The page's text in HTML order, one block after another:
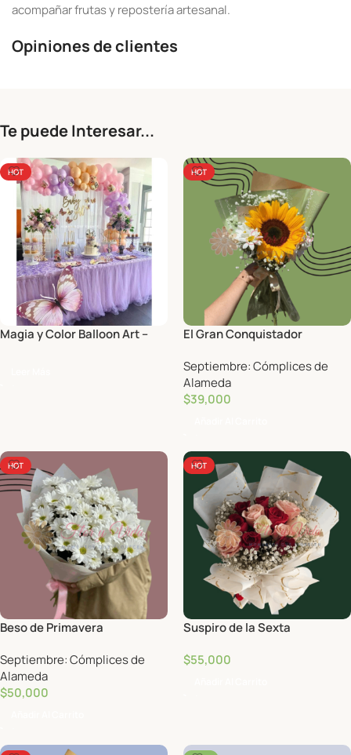
acompañar frutas y repostería artesanal.
Opiniones de clientes
Te puede Interesar...
HOT
Magia y Color Balloon Art –
HOT
El Gran Conquistador
Septiembre: Cómplices de
Alameda
$39,000
HOT
Beso de Primavera
Septiembre: Cómplices de
Alameda
$50,000
HOT
Suspiro de la Sexta
$55,000